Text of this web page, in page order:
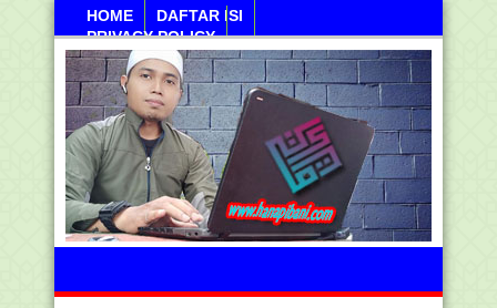
HOME
DAFTAR ISI
PRIVACY POLICY
Jumahat, 07 Agustus 2026